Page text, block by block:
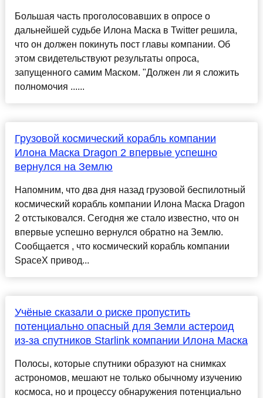
Большая часть проголосовавших в опросе о
дальнейшей судьбе Илона Маска в Twitter решила,
что он должен покинуть пост главы компании. Об
этом свидетельствуют результаты опроса,
запущенного самим Маском. "Должен ли я сложить
полномочия ......
Грузовой космический корабль компании
Илона Маска Dragon 2 впервые успешно
вернулся на Землю
Напомним, что два дня назад грузовой беспилотный
космический корабль компании Илона Маска Dragon
2 отстыковался. Сегодня же стало известно, что он
впервые успешно вернулся обратно на Землю.
Сообщается , что космический корабль компании
SpaceX привод...
Учёные сказали о риске пропустить
потенциально опасный для Земли астероид
из-за спутников Starlink компании Илона Маска
Полосы, которые спутники образуют на снимках
астрономов, мешают не только обычному изучению
космоса, но и процессу обнаружения потенциально